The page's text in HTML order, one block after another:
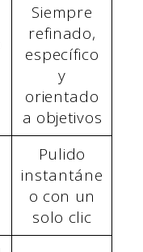
Siempre
refinado,
específico
y
orientado
a objetivos
Pulido
instantáne
o con un
solo clic